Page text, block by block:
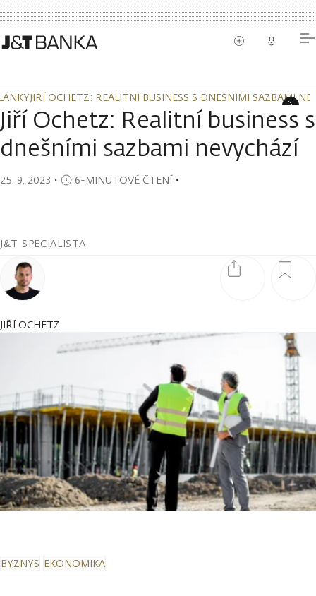
JIŘÍ OCHETZ: REALITNÍ BUSINESS S DNEŠNÍMI SAZBAMI
JIŘÍ OCHETZ: REALITNÍ BUSINESS S DNEŠNÍMI SAZBAMI
Jiří Ochetz: Realitní business s
dnešními sazbami nevychází
25. 9. 2023 ・ 6-MINUTOVÉ ČTENÍ・
J&T SPECIALISTA
JIŘÍ OCHETZ
BYZNYS EKONOMIKA